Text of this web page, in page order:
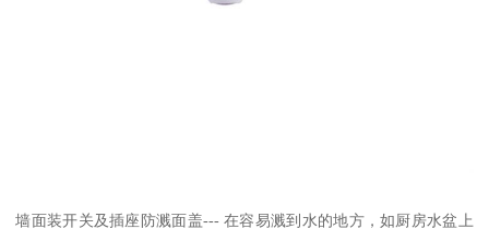
墙面装开关及插座防溅面盖--- 在容易溅到水的地方，如厨房水盆上